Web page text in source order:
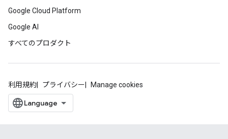
Google Cloud Platform
Google AI
すべてのプロダクト
利用規約 プライバシー Manage cookies